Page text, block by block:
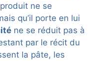
ne se
qu’il porte en lui
ne se réduit pas à
par le récit du
la pâte, les